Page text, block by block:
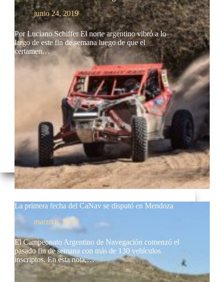
junio 24, 2019
Por Luciano Schiffer El norte argentino vibró a lo
largo de este fin de semana luego de que el
certamen…
La primera fecha del CaNav se disputó en Mendoza
marzo 6, 2019
El Campeonato Argentino de Navegación comenzó el
pasado fin de semana con más de 130 vehículos
inscriptos. En esta nota,…